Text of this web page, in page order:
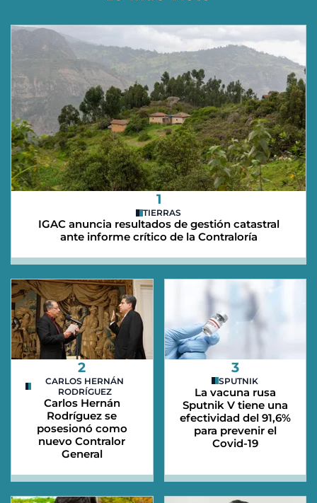
1
TIERRAS
IGAC anuncia resultados de gestión catastral
ante informe crítico de la Contraloría
2
CARLOS HERNÁN
RODRÍGUEZ
Carlos Hernán
Rodríguez se
posesionó como
nuevo Contralor
General
3
SPUTNIK
La vacuna rusa
Sputnik V tiene una
efectividad del 91,6%
para prevenir el
Covid-19